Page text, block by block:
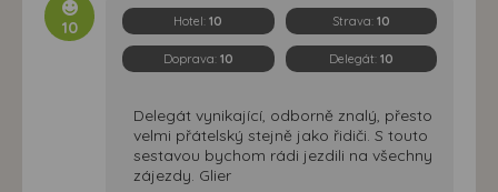
10 Hotel:10 Strava: 10
Doprava: 10 Delegát: 10
Delegát vynikající, odborně znalý, přesto
velmi přátelský stejně jako řidiči. S touto
sestavou bychom rádi jezdili na všechny
zájezdy. Glier